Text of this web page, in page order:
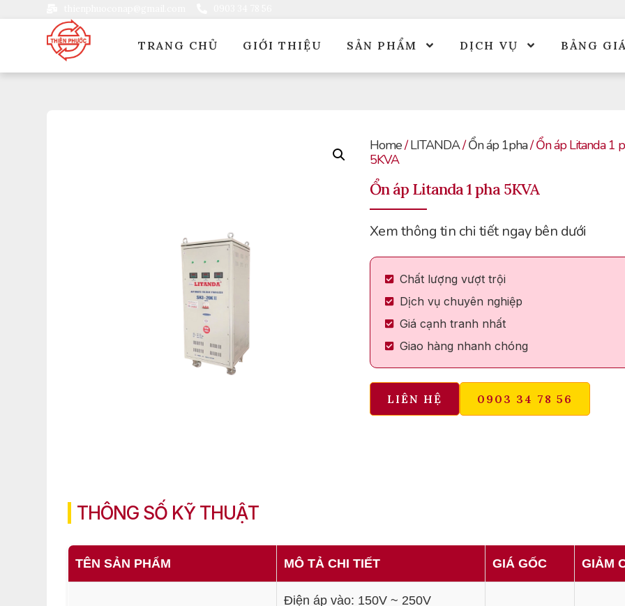
TRANG CHỦ GIỚI THIỆU SẢN PHẨM DỊCH VỤ BẢNG
Home/LITANDA/Ổn áp 1pha/ Ổn áp Litanda 1
5KVA
Ổn áp Litanda 1 pha 5KVA
Xem thông tin chi tiết ngay bên dưới
Chất lượng vượt trội
Dịch vụ chuyên nghiệp
Giá cạnh tranh nhất
Giao hàng nhanh chóng
LIÊN HỆ 0903 34 78 56
THÔNG SỐ KỸ THUẬT
TÊN SẢN PHẨM MÔ TẢ CHI TIẾT GIÁ GỐC GIẢM
Điện áp vào: 150V ~ 250V